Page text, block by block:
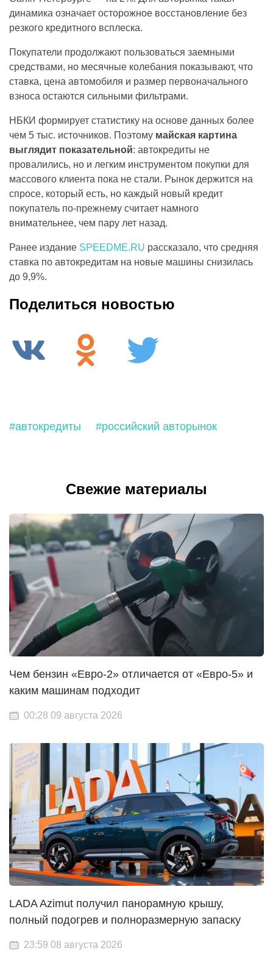
динамика означает осторожное восстановление без
резкого кредитного всплеска.
Покупатели продолжают пользоваться заемными
средствами, но месячные колебания показывают, что
ставка, цена автомобиля и размер первоначального
взноса остаются сильными фильтрами.
НБКИ формирует статистику на основе данных более
чем 5 тыс. источников. Поэтому майская картина
выглядит показательной: автокредиты не
провалились, но и легким инструментом покупки для
массового клиента пока не стали. Рынок держится на
спросе, который есть, но каждый новый кредит
покупатель по-прежнему считает намного
внимательнее, чем пару лет назад.
Ранее издание SPEEDME.RU рассказало, что средняя
ставка по автокредитам на новые машины снизилась
до 9,9%.
Поделиться новостью
#автокредиты #российский авторынок
Свежие материалы
Чем бензин «Евро-2» отличается от «Евро-5» и
каким машинам подходит
00:28 09 августа 2026
LADA Azimut получил панорамную крышу,
полный подогрев и полноразмерную запаску
23:59 08 августа 2026